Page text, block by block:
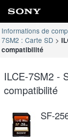
Informations de
7SM2 : Carte SD
compatibilité
ILCE-7SM2 -
compatibilité
SF-